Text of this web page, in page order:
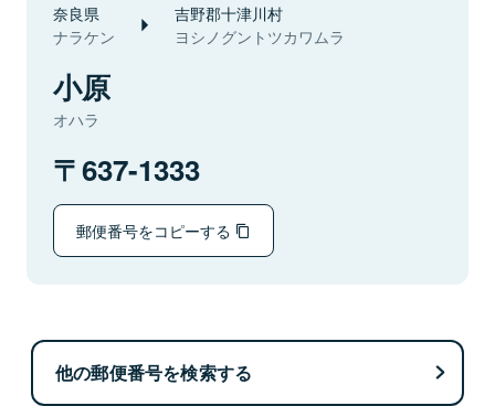
奈良県
ナラケン
吉野郡十津川村
ヨシノグントツカワムラ
小原
オハラ
637-1333
郵便番号をコピーする
他の郵便番号を検索する